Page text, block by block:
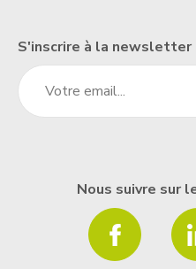
S'inscrire à la newsletter
Nous suivre sur